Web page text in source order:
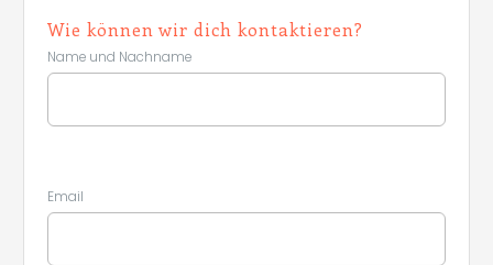
Wie können wir dich kontaktieren?
Name und Nachname
Email